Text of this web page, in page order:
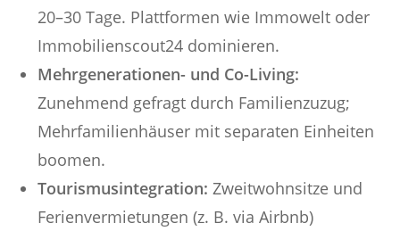
20–30 Tage. Plattformen wie Immowelt oder
Immobilienscout24 dominieren.
Mehrgenerationen- und Co-Living:
Zunehmend gefragt durch Familienzuzug;
Mehrfamilienhäuser mit separaten Einheiten
boomen.
Tourismusintegration: Zweitwohnsitze und
Ferienvermietungen (z. B. via Airbnb)